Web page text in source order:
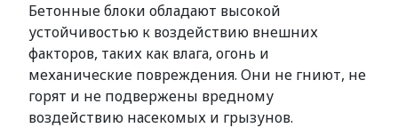
Бетонные блоки обладают высокой
устойчивостью к воздействию внешних
факторов, таких как влага, огонь и
механические повреждения. Они не гниют, не
горят и не подвержены вредному
воздействию насекомых и грызунов.